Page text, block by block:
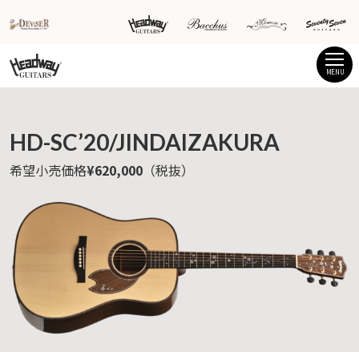
MENU
HD-SC’20/JINDAIZAKURA
希望小売価格¥620,000 （税抜）